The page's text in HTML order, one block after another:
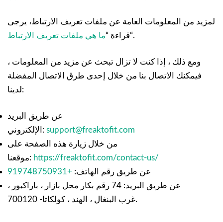
لمزيد من المعلومات العامة عن ملفات تعريف الارتباط، يرجى
قراءة “ما هي ملفات تعريف الارتباط “.
ومع ذلك ، إذا كنت لا تزال تبحث عن مزيد من المعلومات ،
فيمكنك الاتصال بنا من خلال إحدى طرق الاتصال المفضلة
لدينا:
عن طريق البريد
الإلكتروني: support@freaktofit.com
من خلال زيارة هذه الصفحة على
موقعنا: https://freaktofit.com/contact-us/
عن طريق رقم الهاتف: +919748750931
عن طريق البريد: 74 رقم بكار محل بازار ، باراكبور ،
غرب البنغال ، الهند ، كولكاتا- 700120.